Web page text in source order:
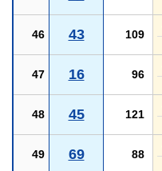
46 43 109
47 16 96
48 45 121
49 69 88